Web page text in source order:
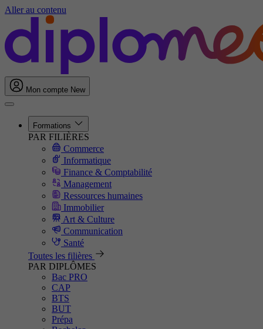
Aller au contenu
Mon compte New
Formations
PAR FILIÈRES
Commerce
Informatique
Finance & Comptabilité
Management
Ressources humaines
Immobilier
Art & Culture
Communication
Santé
Toutes les filières
PAR DIPLÔMES
Bac PRO
CAP
BTS
BUT
Prépa